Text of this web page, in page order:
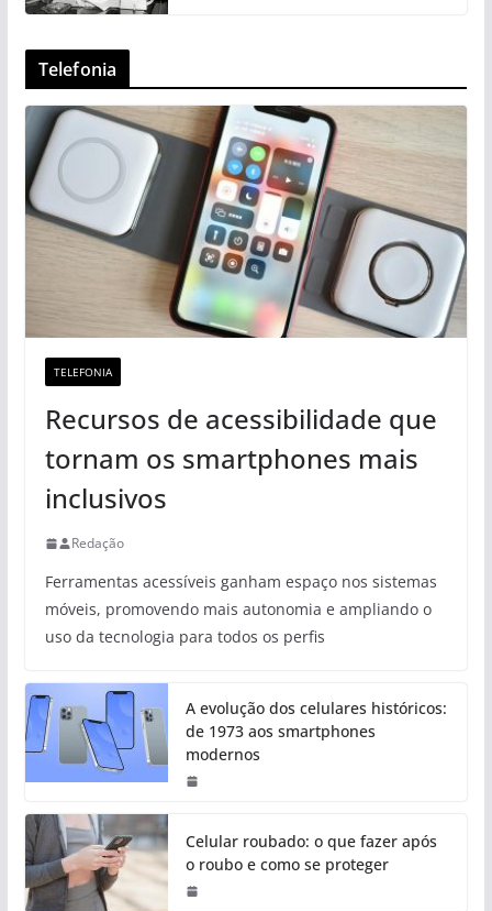
Telefonia
TELEFONIA
Recursos de acessibilidade que
tornam os smartphones mais
inclusivos
Redação
Ferramentas acessíveis ganham espaço nos sistemas
móveis, promovendo mais autonomia e ampliando o
uso da tecnologia para todos os perfis
A evolução dos celulares históricos:
de 1973 aos smartphones
modernos
Celular roubado: o que fazer após
o roubo e como se proteger